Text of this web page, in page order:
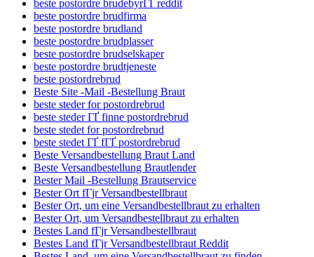
beste postordre brudebyrГҐ reddit
beste postordre brudfirma
beste postordre brudland
beste postordre brudplasser
beste postordre brudselskaper
beste postordre brudtjeneste
beste postordrebrud
Beste Site -Mail -Bestellung Braut
beste steder for postordrebrud
beste steder ГҐ finne postordrebrud
beste stedet for postordrebrud
beste stedet ГҐ fГҐ postordrebrud
Beste Versandbestellung Braut Land
Beste Versandbestellung Brautlender
Bester Mail -Bestellung Brautservice
Bester Ort fГјr Versandbestellbraut
Bester Ort, um eine Versandbestellbraut zu erhalten
Bester Ort, um Versandbestellbraut zu erhalten
Bestes Land fГјr Versandbestellbraut
Bestes Land fГјr Versandbestellbraut Reddit